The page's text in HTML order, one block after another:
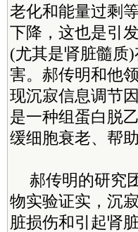
老化和能量过剩
下降，这也是引
(尤其是肾脏髓质
害。郝传明和他
现沉寂信息调节
是一种组蛋白脱
缓细胞衰老、帮
郝传明的研究
物实验证实，沉
脏损伤和引起肾